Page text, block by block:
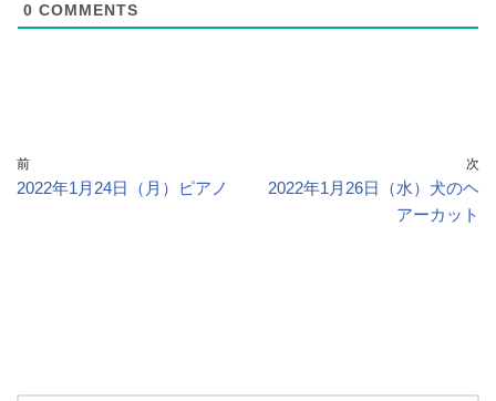
0 COMMENTS
前
2022年1月24日（月）ピアノ
次
2022年1月26日（水）犬のヘ
アーカット